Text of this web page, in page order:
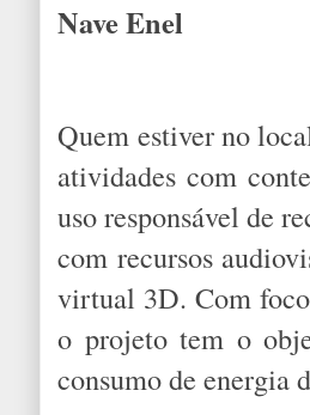
Nave Enel
Quem estiver no
atividades com
uso responsável de
com recursos
virtual 3D. Com
o projeto tem o
consumo de